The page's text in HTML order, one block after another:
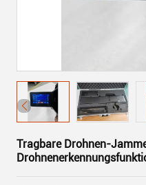
Tragbare Drohnen-